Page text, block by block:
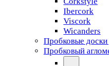
Ibercork
Viscork
Wicanders
Пробковые доски
Пробковый